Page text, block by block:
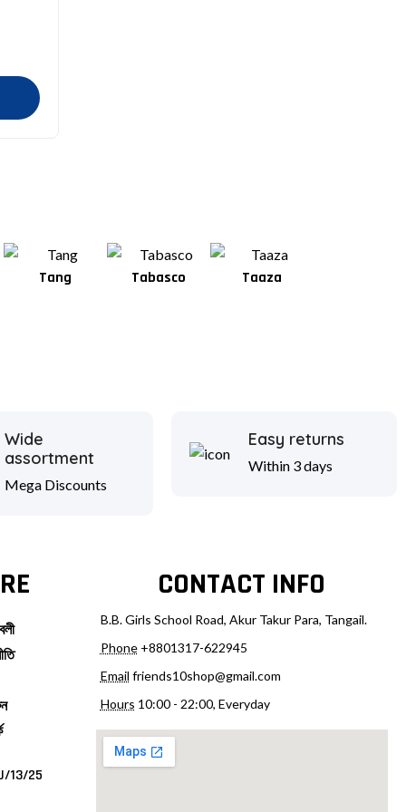
Tabasco Taaza Square
Wide
assortment
Mega Discounts
Easy returns
Within 3 days
13/25
CONTACT INFO
B.B. Girls School Road, Akur Takur Para, Tangail.
Phone +8801317-622945
Email friends10shop@gmail.com
Hours 10:00 - 22:00, Everyday